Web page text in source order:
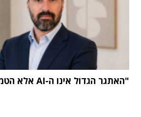
"האתגר הגדול אינו ה-AI אלא הטמעתה בארגון"